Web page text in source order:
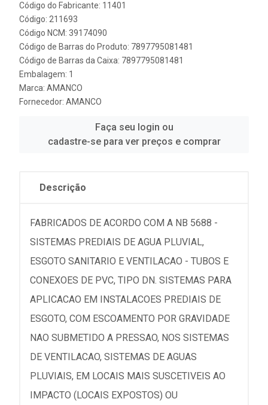
Código do Fabricante: 11401
Código: 211693
Código NCM: 39174090
Código de Barras do Produto: 7897795081481
Código de Barras da Caixa: 7897795081481
Embalagem: 1
Marca: AMANCO
Fornecedor: AMANCO
Faça seu login ou
cadastre-se para ver preços e comprar
Descrição
FABRICADOS DE ACORDO COM A NB 5688 -
SISTEMAS PREDIAIS DE AGUA PLUVIAL,
ESGOTO SANITARIO E VENTILACAO - TUBOS E
CONEXOES DE PVC, TIPO DN. SISTEMAS PARA
APLICACAO EM INSTALACOES PREDIAIS DE
ESGOTO, COM ESCOAMENTO POR GRAVIDADE
NAO SUBMETIDO A PRESSAO, NOS SISTEMAS
DE VENTILACAO, SISTEMAS DE AGUAS
PLUVIAIS, EM LOCAIS MAIS SUSCETIVEIS AO
IMPACTO (LOCAIS EXPOSTOS) OU